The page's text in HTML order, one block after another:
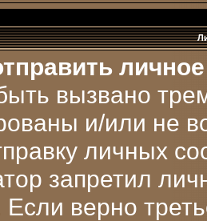
вызвано
и/или не
личных
запретил
верно